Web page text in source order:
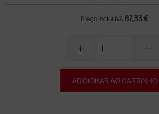
Preço inclui IVA 87,33 €
add remove
ADICIONAR AO CARRINHO